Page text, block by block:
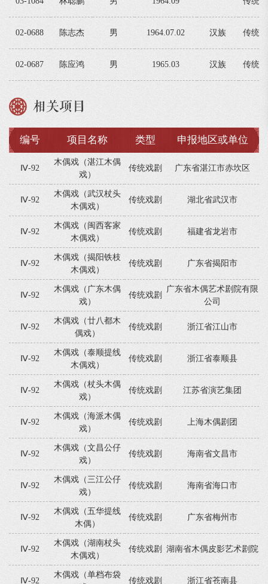
02-0688 陈志杰 男 1964.07.02 汉族 传统
02-0687 陈应鸿 男 1965.03 汉族 传统
相关项目
编号 项目名称 类型 申报地区或单位
Ⅳ-92
木偶戏（湛江木偶
戏）
传统戏剧 广东省湛江市赤坎区
Ⅳ-92
木偶戏（武汉杖头
木偶戏）
传统戏剧 湖北省武汉市
Ⅳ-92
木偶戏（闽西客家
木偶戏）
传统戏剧 福建省龙岩市
Ⅳ-92
木偶戏（揭阳铁枝
木偶戏）
传统戏剧 广东省揭阳市
Ⅳ-92
木偶戏（广东木偶
戏）
传统戏剧
广东省木偶艺术剧院有限
公司
Ⅳ-92
木偶戏（廿八都木
偶戏）
传统戏剧 浙江省江山市
Ⅳ-92
木偶戏（泰顺提线
木偶戏）
传统戏剧 浙江省泰顺县
Ⅳ-92
木偶戏（杖头木偶
戏）
传统戏剧 江苏省演艺集团
Ⅳ-92
木偶戏（海派木偶
戏）
传统戏剧 上海木偶剧团
Ⅳ-92
木偶戏（文昌公仔
戏）
传统戏剧 海南省文昌市
Ⅳ-92
木偶戏（三江公仔
戏）
传统戏剧 海南省海口市
Ⅳ-92
木偶戏（五华提线
木偶）
传统戏剧 广东省梅州市
Ⅳ-92
木偶戏（湖南杖头
木偶戏）
传统戏剧 湖南省木偶皮影艺术剧院
Ⅳ-92
木偶戏（单档布袋
传统戏剧 浙江省苍南县